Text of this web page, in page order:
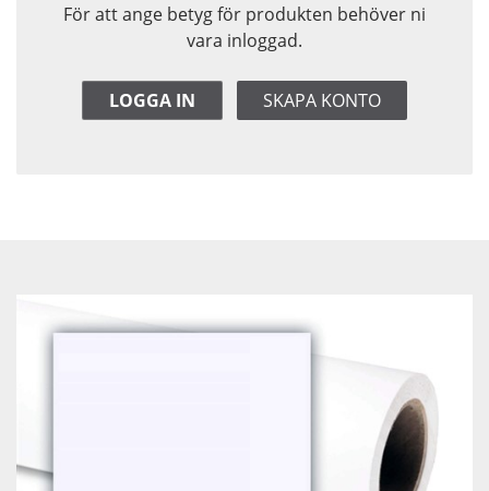
För att ange betyg för produkten behöver ni
vara inloggad.
LOGGA IN SKAPA KONTO